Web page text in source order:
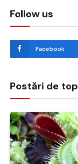
Follow us
Facebook
Postări de top